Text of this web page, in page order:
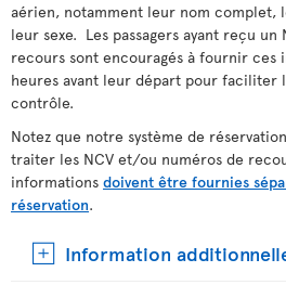
aérien, notamment leur nom complet,
leur sexe. Les passagers ayant reçu un
recours sont encouragés à fournir ces
heures avant leur départ pour faciliter
contrôle.
Notez que notre système de
traiter les NCV et/ou numéros de
informations doivent être fournies
réservation.
Information